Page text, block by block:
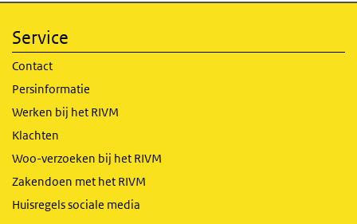
Service
Contact
Persinformatie
Werken bij het RIVM
Klachten
Woo-verzoeken bij het RIVM
Zakendoen met het RIVM
Huisregels sociale media